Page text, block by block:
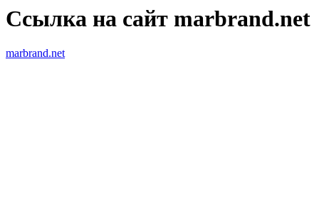
Ссылка на сайт marbrand.net
marbrand.net